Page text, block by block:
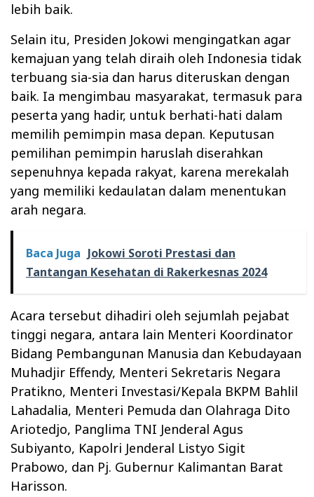
lebih baik.
Selain itu, Presiden Jokowi mengingatkan agar
kemajuan yang telah diraih oleh Indonesia tidak
terbuang sia-sia dan harus diteruskan dengan
baik. Ia mengimbau masyarakat, termasuk para
peserta yang hadir, untuk berhati-hati dalam
memilih pemimpin masa depan. Keputusan
pemilihan pemimpin haruslah diserahkan
sepenuhnya kepada rakyat, karena merekalah
yang memiliki kedaulatan dalam menentukan
arah negara.
Baca Juga Jokowi Soroti Prestasi dan
Tantangan Kesehatan di Rakerkesnas 2024
Acara tersebut dihadiri oleh sejumlah pejabat
tinggi negara, antara lain Menteri Koordinator
Bidang Pembangunan Manusia dan Kebudayaan
Muhadjir Effendy, Menteri Sekretaris Negara
Pratikno, Menteri Investasi/Kepala BKPM Bahlil
Lahadalia, Menteri Pemuda dan Olahraga Dito
Ariotedjo, Panglima TNI Jenderal Agus
Subiyanto, Kapolri Jenderal Listyo Sigit
Prabowo, dan Pj. Gubernur Kalimantan Barat
Harisson.